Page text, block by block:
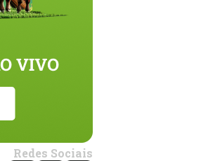
Redes Sociais